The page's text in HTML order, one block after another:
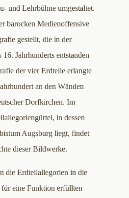
und Lehrbühne umgestaltet.
barocken Medienoffensive
gestellt, die in der
Jahrhunderts entstanden
der vier Erdteile erlangte
an den Wänden
Dorfkirchen. Im
in dessen
Augsburg liegt, findet
dieser Bildwerke.
die Erdteilallegorien in die
eine Funktion erfüllten